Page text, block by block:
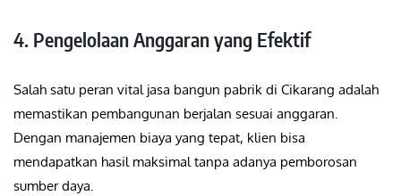
4. Pengelolaan Anggaran yang Efektif
Salah satu peran vital jasa bangun pabrik di Cikarang adalah
memastikan pembangunan berjalan sesuai anggaran.
Dengan manajemen biaya yang tepat, klien bisa
mendapatkan hasil maksimal tanpa adanya pemborosan
sumber daya.